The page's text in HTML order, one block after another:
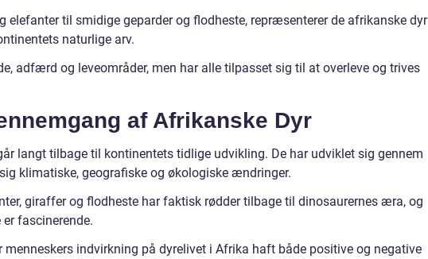
elefanter til smidige geparder og flodheste, repræsenterer de afrikanske dyr
naturlige arv.
adfærd og leveområder, men har alle tilpasset sig til at overleve og trives
af Afrikanske Dyr
langt tilbage til kontinentets tidlige udvikling. De har udviklet sig gennem
klimatiske, geografiske og økologiske ændringer.
giraffer og flodheste har faktisk rødder tilbage til dinosaurernes æra, og
fascinerende.
indvirkning på dyrelivet i Afrika haft både positive og negative